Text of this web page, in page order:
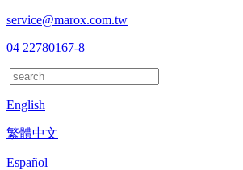
service@marox.com.tw
04 22780167-8
English
繁體中文
Español